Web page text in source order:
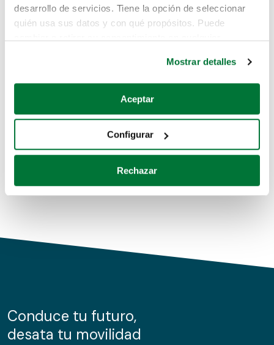
desarrollo de servicios. Tiene la opción de seleccionar
quién usa sus datos y con qué propósitos. Puede
Si lo permite, también quisiéramos:
Recopilar información sobre su ubicación geográfica
Identificar su dispositivo analizándolo activamente
para buscar características específicas (huellas
Obtenga más información sobre cómo se procesan sus
de cookies.
información sobre el uso que haga del sitio web con
nuestros partners de redes sociales, publicidad y análisis
Mostrar detalles
Aceptar
Configurar
Rechazar
Pero puedes encontrar el coche que estás
buscando en alguno de estos enlaces:
Coches de segunda mano
Coches de km0
Conduce tu futuro,
desata tu movilidad